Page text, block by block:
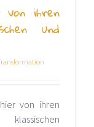
ihren
und
von ihren